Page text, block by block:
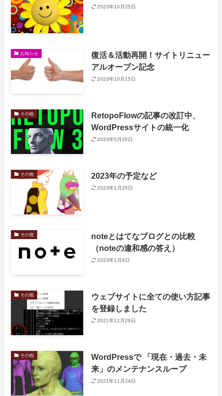
2023年10月25日
お知らせ
復活＆活動再開！サイトリニュー
アルオープン記念
2023年10月15日
その他
RetopoFlowの記事の改訂中、
WordPressサイトの統一化
2023年5月20日
その他 2023年の予定など
2023年1月25日
その他
noteとはてなブログとの比較
（noteの違和感の答え）
2023年1月9日
その他
ウェブサイトに全ての使い方記事
を登録しました
2021年11月26日
その他
WordPressで 「現在・過去・未
来」のメンテナンスループ
2021年11月24日